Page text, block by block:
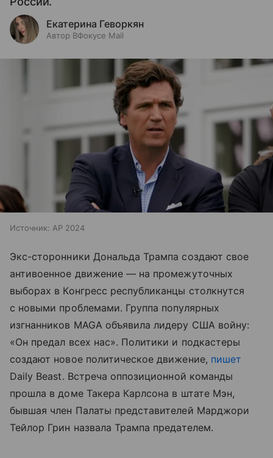
Екатерина Геворкян
Автор ВФокусе Mail
Источник: AP 2024
Экс-сторонники Дональда Трампа создают свое
антивоенное движение — на промежуточных
выборах в Конгресс республиканцы столкнутся
с новыми проблемами. Группа популярных
изгнанников MAGA объявила лидеру США войну:
«Он предал всех нас». Политики и подкастеры
создают новое политическое движение, пишет
Daily Beast. Встреча оппозиционной команды
прошла в доме Такера Карлсона в штате Мэн,
бывшая член Палаты представителей Марджори
Тейлор Грин назвала Трампа предателем.